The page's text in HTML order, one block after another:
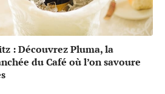
: Découvrez Pluma, la
du Café où l’on savoure